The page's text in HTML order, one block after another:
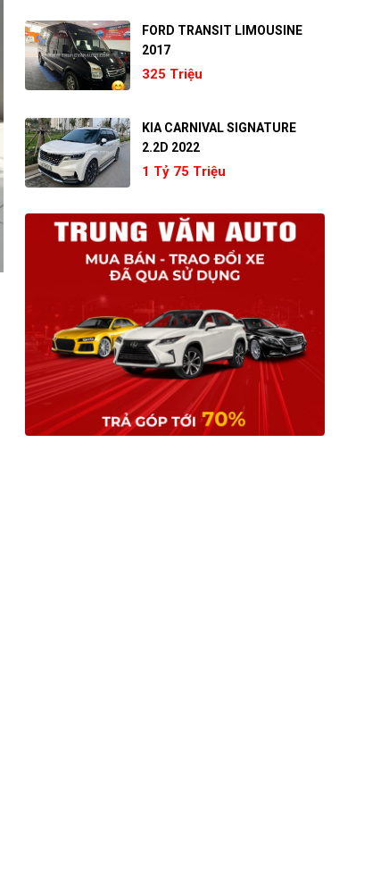
FORD TRANSIT LIMOUSINE
2017
325 Triệu
KIA CARNIVAL SIGNATURE
2.2D 2022
1 Tỷ 75 Triệu